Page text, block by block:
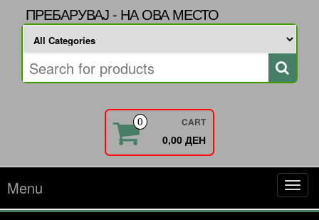
ПРЕБАРУВАЈ - НА ОВА МЕСТО
0 CART
0,00 ДЕН
Menu